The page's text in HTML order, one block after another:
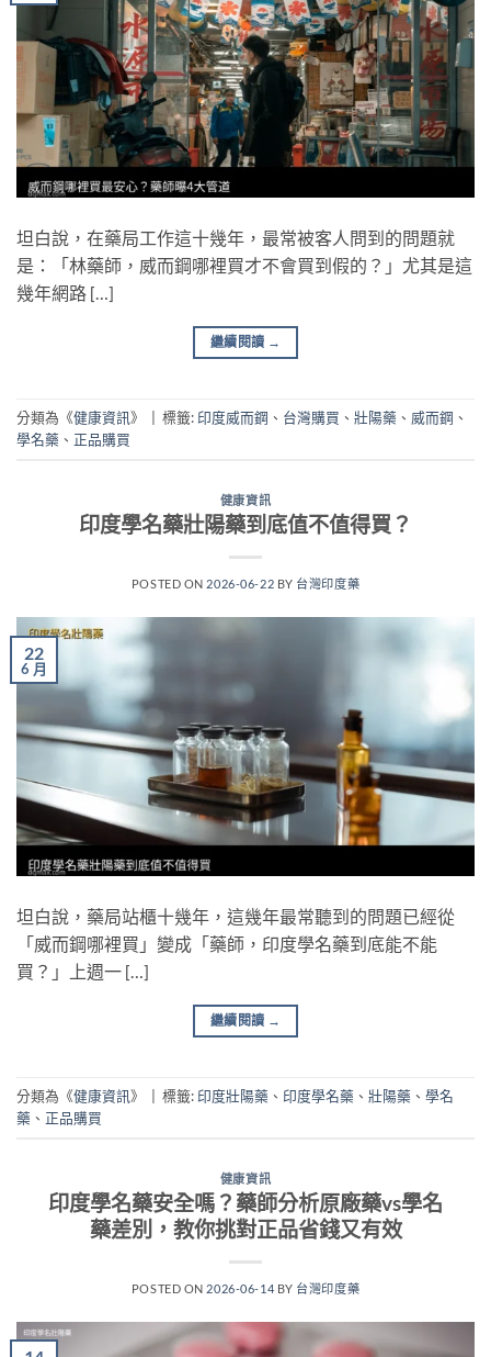
坦白說，在藥局工作這十幾年，最常被客人問到的問題就
是：「林藥師，威而鋼哪裡買才不會買到假的？」尤其是這
幾年網路 […]
繼續閱讀 →
分類為《健康資訊》 標籤: 印度威而鋼 、 台灣購買 、 壯陽藥 、 威而鋼 、
學名藥 、 正品購買
健康資訊
印度學名藥壯陽藥到底值不值得買？
POSTED ON 2026-06-22 BY 台灣印度藥
22
6 月
坦白說，藥局站櫃十幾年，這幾年最常聽到的問題已經從
「威而鋼哪裡買」變成「藥師，印度學名藥到底能不能
買？」上週一 […]
繼續閱讀 →
分類為《健康資訊》 標籤:印度壯陽藥 、 印度學名藥 、 壯陽藥 、 學名
藥 、 正品購買
健康資訊
印度學名藥安全嗎？藥師分析原廠藥vs學名
藥差別，教你挑對正品省錢又有效
POSTED ON 2026-06-14 BY 台灣印度藥